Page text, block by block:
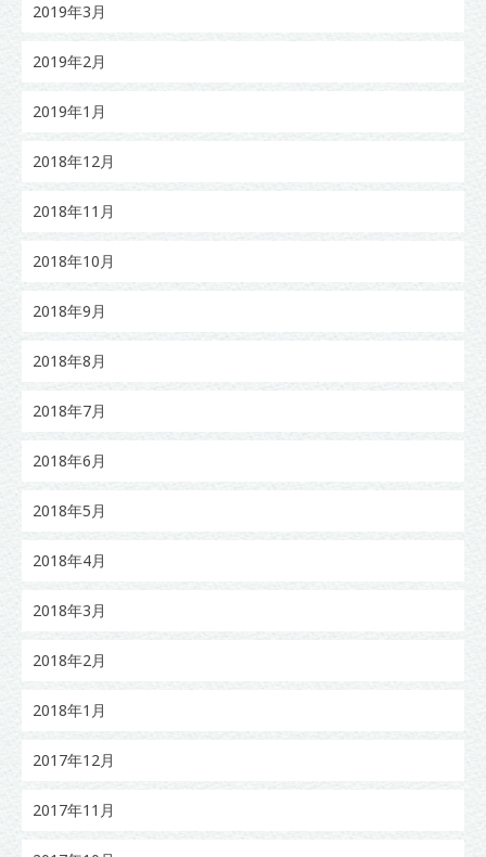
2019年3月
2019年2月
2019年1月
2018年12月
2018年11月
2018年10月
2018年9月
2018年8月
2018年7月
2018年6月
2018年5月
2018年4月
2018年3月
2018年2月
2018年1月
2017年12月
2017年11月